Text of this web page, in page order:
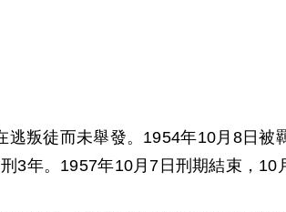
叛徒而未舉發。1954年10月8日被
3年。1957年10月7日刑期結束，10